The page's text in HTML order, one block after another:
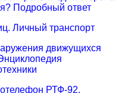
Подробный ответ
Личный транспорт
движущихся
РТФ-92.